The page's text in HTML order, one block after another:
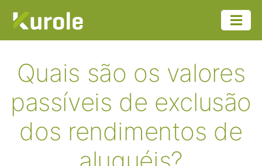
Quais são os valores
passíveis de exclusão
dos rendimentos de